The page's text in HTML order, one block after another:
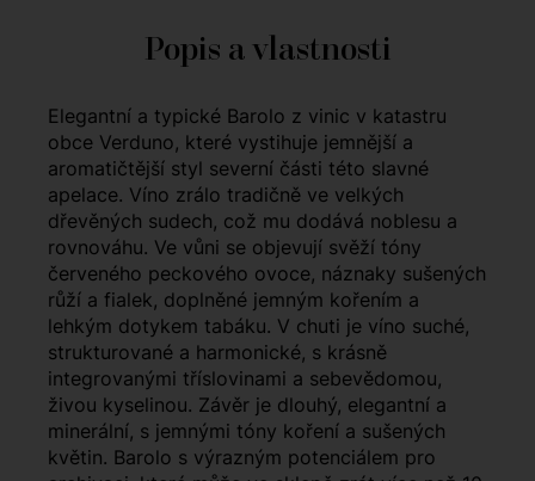
Popis a vlastnosti
Elegantní a typické Barolo z vinic v katastru
obce Verduno, které vystihuje jemnější a
aromatičtější styl severní části této slavné
apelace. Víno zrálo tradičně ve velkých
dřevěných sudech, což mu dodává noblesu a
rovnováhu. Ve vůni se objevují svěží tóny
červeného peckového ovoce, náznaky sušených
růží a fialek, doplněné jemným kořením a
lehkým dotykem tabáku. V chuti je víno suché,
strukturované a harmonické, s krásně
integrovanými tříslovinami a sebevědomou,
živou kyselinou. Závěr je dlouhý, elegantní a
minerální, s jemnými tóny koření a sušených
květin. Barolo s výrazným potenciálem pro